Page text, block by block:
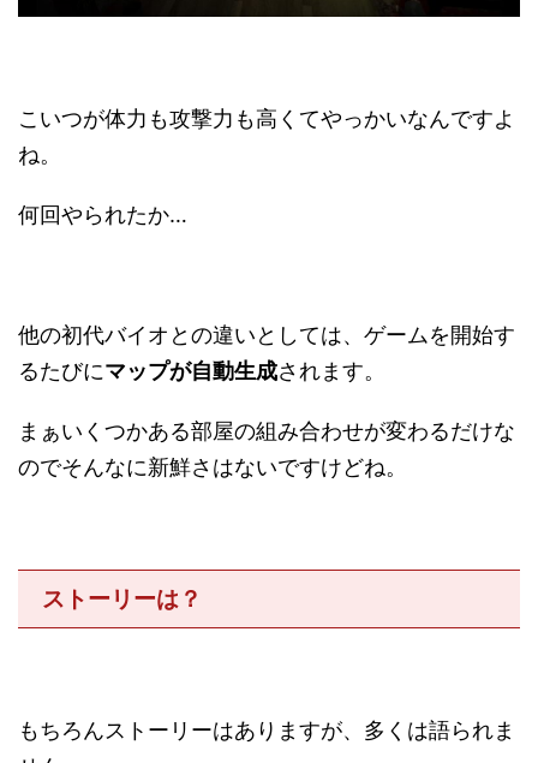
こいつが体力も攻撃力も高くてやっかいなんですよ
ね。
何回やられたか…
他の初代バイオとの違いとしては、ゲームを開始す
るたびにマップが自動生成されます。
まぁいくつかある部屋の組み合わせが変わるだけな
のでそんなに新鮮さはないですけどね。
ストーリーは？
もちろんストーリーはありますが、多くは語られま